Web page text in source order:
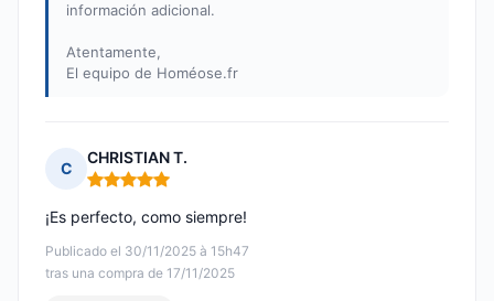
información adicional.
Atentamente,
El equipo de Homéose.fr
C
CHRISTIAN T.
Nota: 5 de 5
Publicado el 30/11/2025 à 15h47
tras una compra de 17/11/2025
¡Es perfecto, como siempre!